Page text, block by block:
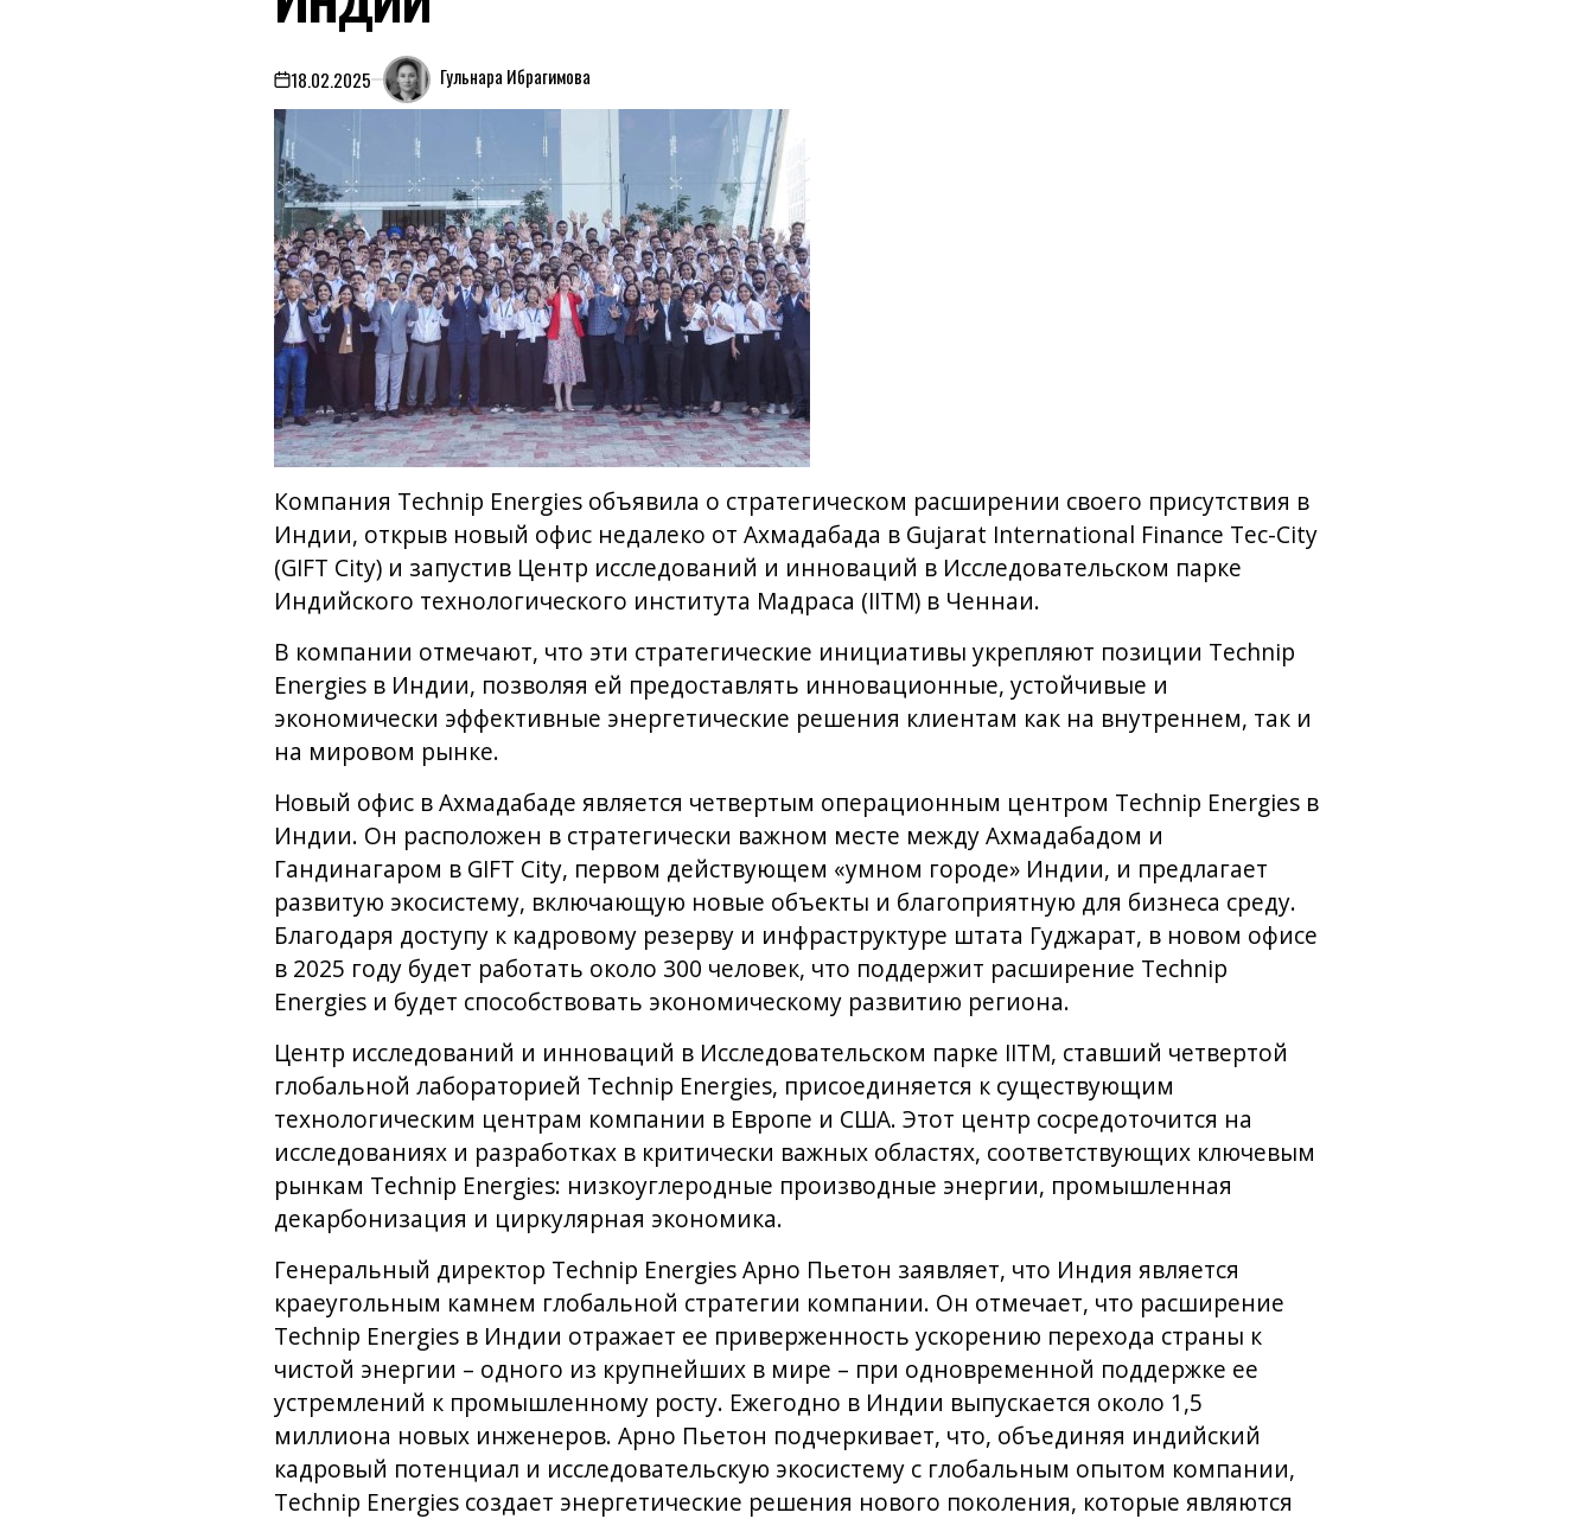
on18.02.2025 Гульнара Ибрагимова
Компания Technip Energies объявила о стратегическом расширении своего присутствия в
Индии, открыв новый офис недалеко от Ахмадабада в Gujarat International Finance Tec-City
(GIFT City) и запустив Центр исследований и инноваций в Исследовательском парке
Индийского технологического института Мадраса (IITM) в Ченнаи.
В компании отмечают, что эти стратегические инициативы укрепляют позиции Technip
Energies в Индии, позволяя ей предоставлять инновационные, устойчивые и
экономически эффективные энергетические решения клиентам как на внутреннем, так и
на мировом рынке.
Новый офис в Ахмадабаде является четвертым операционным центром Technip Energies в
Индии. Он расположен в стратегически важном месте между Ахмадабадом и
Гандинагаром в GIFT City, первом действующем «умном городе» Индии, и предлагает
развитую экосистему, включающую новые объекты и благоприятную для бизнеса среду.
Благодаря доступу к кадровому резерву и инфраструктуре штата Гуджарат, в новом офисе
в 2025 году будет работать около 300 человек, что поддержит расширение Technip
Energies и будет способствовать экономическому развитию региона.
Центр исследований и инноваций в Исследовательском парке IITM, ставший четвертой
глобальной лабораторией Technip Energies, присоединяется к существующим
технологическим центрам компании в Европе и США. Этот центр сосредоточится на
исследованиях и разработках в критически важных областях, соответствующих ключевым
рынкам Technip Energies: низкоуглеродные производные энергии, промышленная
декарбонизация и циркулярная экономика.
Генеральный директор Technip Energies Арно Пьетон заявляет, что Индия является
краеугольным камнем глобальной стратегии компании. Он отмечает, что расширение
Technip Energies в Индии отражает ее приверженность ускорению перехода страны к
чистой энергии – одного из крупнейших в мире – при одновременной поддержке ее
устремлений к промышленному росту. Ежегодно в Индии выпускается около 1,5
миллиона новых инженеров. Арно Пьетон подчеркивает, что, объединяя индийский
кадровый потенциал и исследовательскую экосистему с глобальным опытом компании,
Technip Energies создает энергетические решения нового поколения, которые являются